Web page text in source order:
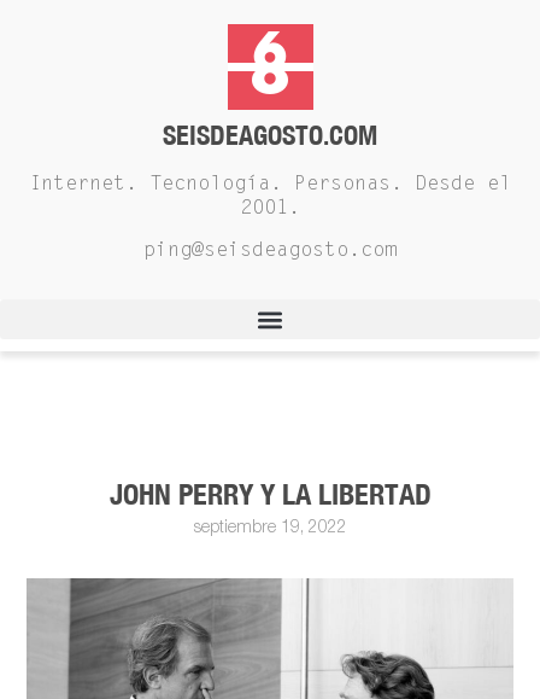
SEISDEAGOSTO.COM
Internet. Tecnología. Personas. Desde el
2001.
ping@seisdeagosto.com
JOHN PERRY Y LA LIBERTAD
septiembre 19, 2022